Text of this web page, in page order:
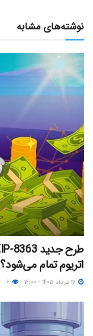
نوشته‌های مشابه
اتریوم تمام می‌شود؟